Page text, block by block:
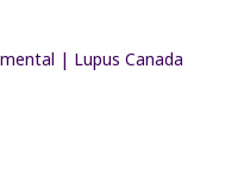
| Lupus Canada